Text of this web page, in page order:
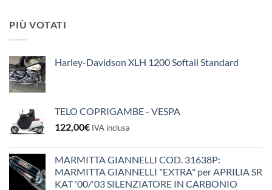
PIÙ VOTATI
Harley-Davidson XLH 1200 Softail Standard
TELO COPRIGAMBE - VESPA
122,00€ IVA inclusa
MARMITTA GIANNELLI COD. 31638P:
MARMITTA GIANNELLI "EXTRA" per APRILIA SR
KAT '00/'03 SILENZIATORE IN CARBONIO